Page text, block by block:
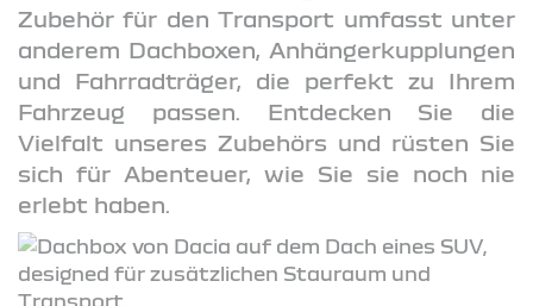
Zubehör für den Transport umfasst unter
anderem Dachboxen, Anhängerkupplungen
und Fahrradträger, die perfekt zu Ihrem
Fahrzeug passen. Entdecken Sie die
Vielfalt unseres Zubehörs und rüsten Sie
sich für Abenteuer, wie Sie sie noch nie
erlebt haben.